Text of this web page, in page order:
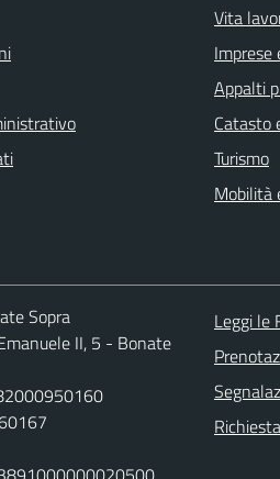
Vita
Imprese
Appalti
Catasto
Turismo
Mobilità
Sopra
II, 5 - Bonate
Leggi le